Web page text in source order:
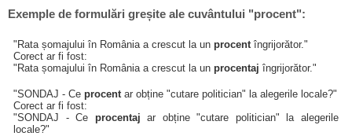
Exemple de formulări greșite ale cuvântului "procent":
"Rata șomajului în România a crescut la unprocentîngrijorător."
Corect ar fi fost:
"Rata șomajului în România a crescut la unprocentaj îngrijorător."
"SONDAJ - Ceprocent ar obține "cutare politician" la alegerile locale?"
Corect ar fi fost:
"SONDAJ - Ce procentaj ar obține "cutare politician" la alegerile
locale?"